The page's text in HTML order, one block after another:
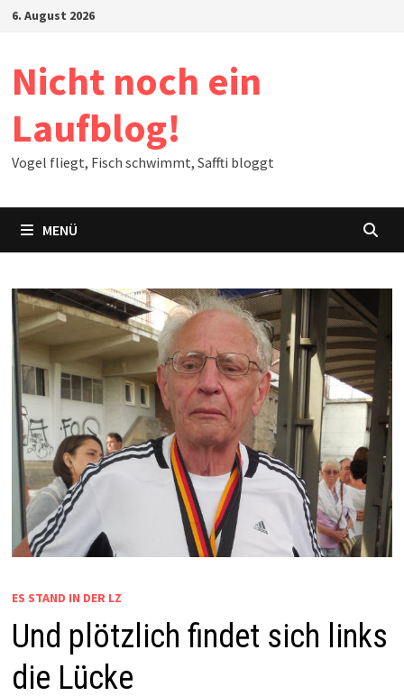
Zum6. August 2026
Nicht noch ein
Laufblog!
Vogel fliegt, Fisch schwimmt, Saffti bloggt
MENÜ
ES STAND IN DER LZ
Und plötzlich findet sich links
die Lücke